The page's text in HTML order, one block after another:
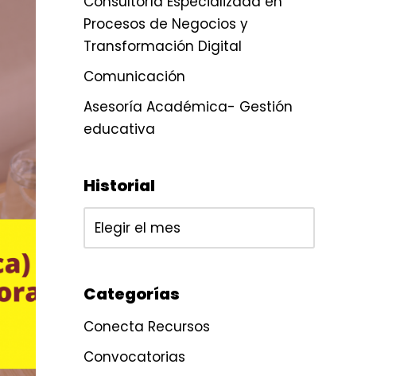
Procesos de Negocios y
Transformación Digital
Comunicación
Asesoría Académica- Gestión
educativa
Historial
Categorías
Conecta Recursos
Convocatorias